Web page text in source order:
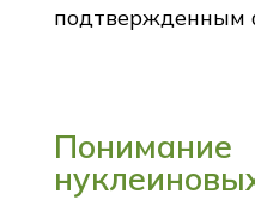
подтвержденным